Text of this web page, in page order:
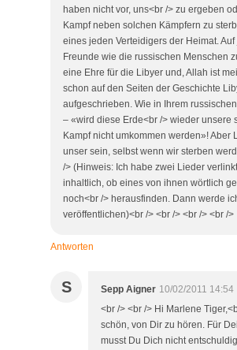
haben nicht vor, uns<br /> zu ergeben
Kampf neben solchen Kämpfern zu
eines jeden Verteidigers der Heimat.
Freunde wie die russischen Menschen
eine Ehre für die Libyer und, Allah ist
schon auf den Seiten der Geschichte
aufgeschrieben. Wie in Ihrem
– «wird diese Erde<br /> wieder unsere
Kampf nicht umkommen werden»! Aber
unser sein, selbst wenn wir sterben
/> (Hinweis: Ich habe zwei Lieder
inhaltlich, ob eines von ihnen wörtlich
noch<br /> herausfinden. Dann werde
veröffentlichen)<br /> <br /> <br /> <br />
Antworten
S Sepp Aigner 10/02/2011 14:54
<br /> <br /> Hi Marlene
schön, von Dir zu hören. Für
musst Du Dich nicht